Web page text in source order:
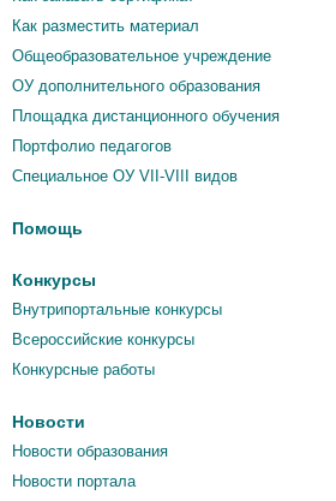
Как разместить материал
Общеобразовательное учреждение
ОУ дополнительного образования
Площадка дистанционного обучения
Портфолио педагогов
Специальное ОУ VII-VIII видов
Помощь
Конкурсы
Внутрипортальные конкурсы
Всероссийские конкурсы
Конкурсные работы
Новости
Новости образования
Новости портала